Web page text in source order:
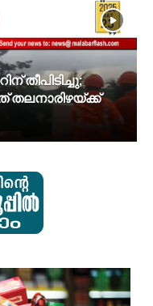
തീപിടിച്ചു;
തലനാരിഴയ്ക്ക്